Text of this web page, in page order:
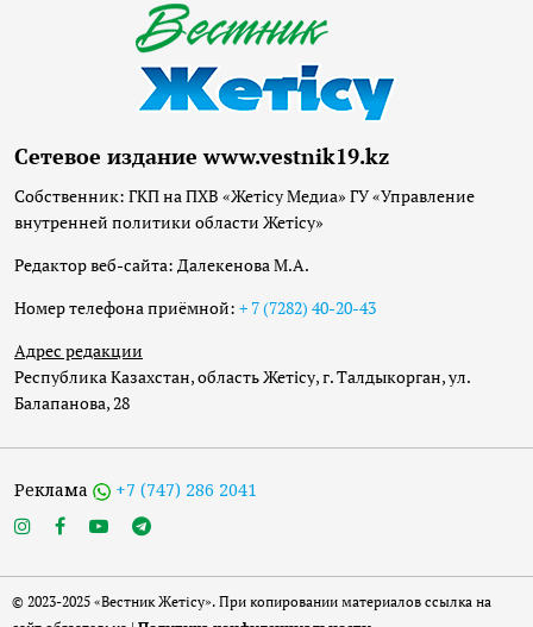
Сетевое издание www.vestnik19.kz
Собственник: ГКП на ПХВ «Жетісу Медиа» ГУ «Управление
внутренней политики области Жетісу»
Редактор веб-сайта: Далекенова М.А.
Номер телефона приёмной: + 7 (7282) 40-20-43
Адрес редакции
Республика Казахстан, область Жетісу, г. Талдыкорган, ул.
Балапанова, 28
Реклама +7 (747) 286 2041
© 2023-2025 «Вестник Жетісу». При копировании материалов ссылка на